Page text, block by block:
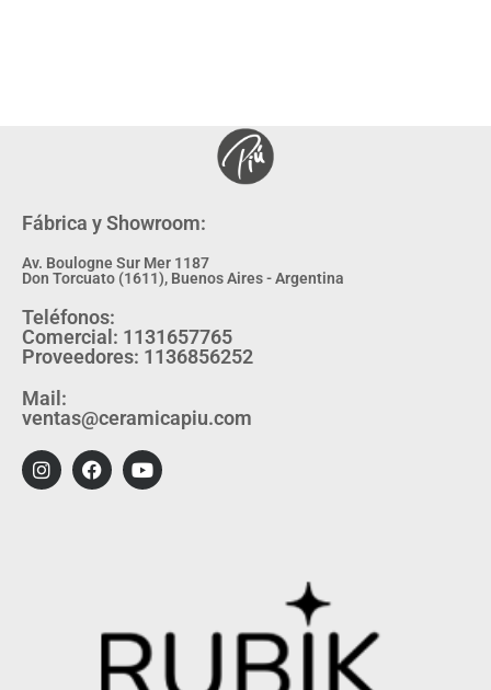
Fábrica y Showroom:
Av. Boulogne Sur Mer 1187
Don Torcuato (1611), Buenos Aires - Argentina
Teléfonos:
Comercial: 1131657765
Proveedores: 1136856252
Mail:
ventas@ceramicapiu.com